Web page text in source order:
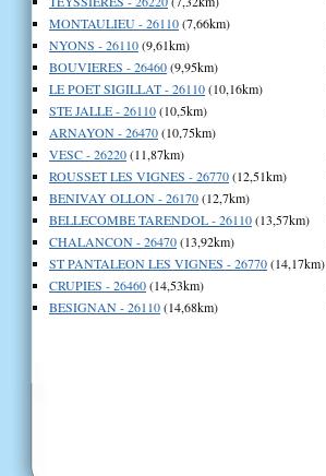
MONTAULIEU - 26110(7,66km)
NYONS - 26110(9,61km)
BOUVIERES - 26460(9,95km)
LE POET SIGILLAT - 26110(10,16km)
STE JALLE - 26110(10,5km)
ARNAYON - 26470(10,75km)
VESC - 26220(11,87km)
ROUSSET LES VIGNES - 26770(12,51km)
BENIVAY OLLON - 26170(12,7km)
BELLECOMBE TARENDOL - 26110(13,57km)
CHALANCON - 26470(13,92km)
ST PANTALEON LES VIGNES - 26770(14,17km)
CRUPIES - 26460(14,53km)
BESIGNAN - 26110(14,68km)